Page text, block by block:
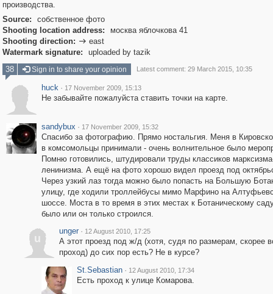
производства.
Source:
собственное фото
Shooting location address:
москва яблочкова 41
Shooting direction:  east
Watermark signature:
uploaded by tazik
38
Sign in to share your opinion Latest comment: 29 March 2015, 10:35
huck · 17 November 2009, 15:13
Не забывайте пожалуйста ставить точки на карте.
sandybux · 17 November 2009, 15:32
Спасибо за фотографию. Прямо ностальгия. Меня в
в комсомольцы принимали - очень волнительное было
Помню готовились, штудировали труды классиков
ленинизма. А ещё на фото хорошо видел проезд под
Через узкий лаз тогда можно было попасть на Большую
улицу, где ходили троллейбусы мимо Марфино на
шоссе. Моста в то время в этих местах к Ботаническому
было или он только строился.
u
unger · 12 August 2010, 17:25
А этот проезд под ж/д (хотя, судя по размерам, скорее
проход) до сих пор есть? Не в курсе?
St.Sebastian · 12 August 2010, 17:34
Есть проход к улице Комарова.